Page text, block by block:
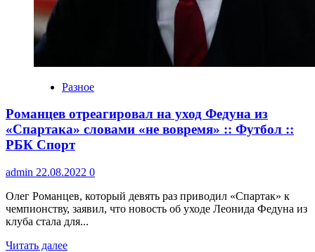
Разное
Романцев отреагировал на уход Федуна из
«Спартака» словами «не вовремя» :: Футбол ::
РБК Спорт
admin 22.08.2022 0
Олег Романцев, который девять раз приводил «Спартак» к
чемпионству, заявил, что новость об уходе Леонида Федуна из
клуба стала для...
Читать далее